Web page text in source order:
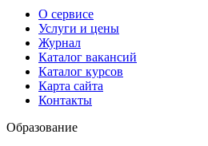
О сервисе
Услуги и цены
Журнал
Каталог вакансий
Каталог курсов
Карта сайта
Контакты
Образование